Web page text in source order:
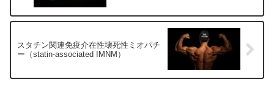
スタチン関連免疫介在性壊死性ミオパチ
ー（statin-associated IMNM）